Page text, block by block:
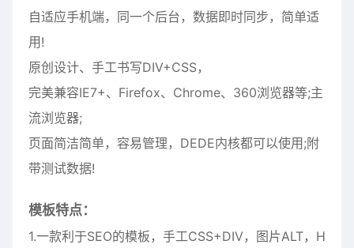
自适应手机端，同一个后台，数据即时同步，简单适
用!
原创设计、手工书写DIV+CSS，
完美兼容IE7+、Firefox、Chrome、360浏览器等;主
流浏览器;
页面简洁简单，容易管理，DEDE内核都可以使用;附
带测试数据!
模板特点：
1.一款利于SEO的模板，手工CSS+DIV，图片ALT，H